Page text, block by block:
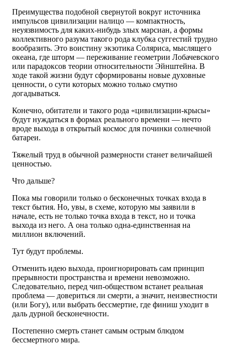
Преимущества подобной свернутой вокруг источника
импульсов цивилизации налицо — компактность,
неуязвимость для каких-нибудь злых марсиан, а формы
коллективного разума такого рода клубка суггестий трудно
вообразить. Это воистину экзотика Соляриса, мыслящего
океана, где шторм — переживание геометрии Лобачевского
или парадоксов теории относительности Эйнштейна. В
ходе такой жизни будут сформированы новые духовные
ценности, о сути которых можно только смутно
догадываться.
Конечно, обитатели и такого рода «цивилизации-крысы»
будут нуждаться в формах реального времени — нечто
вроде выхода в открытый космос для починки солнечной
батареи.
Тяжелый труд в обычной размерности станет величайшей
ценностью.
Что дальше?
Пока мы говорили только о бесконечных точках входа в
текст бытия. Но, увы, в схеме, которую мы заявили в
начале, есть не только точка входа в текст, но и точка
выхода из него. А она только одна-единственная на
миллион включений.
Тут будут проблемы.
Отменить идею выхода, проигнорировать сам принцип
прерывности пространства и времени невозможно.
Следовательно, перед чип-обществом встанет реальная
проблема — довериться ли смерти, а значит, неизвестности
(или Богу), или выбрать бессмертие, где финиш уходит в
даль дурной бесконечности.
Постепенно смерть станет самым острым блюдом
бессмертного мира.